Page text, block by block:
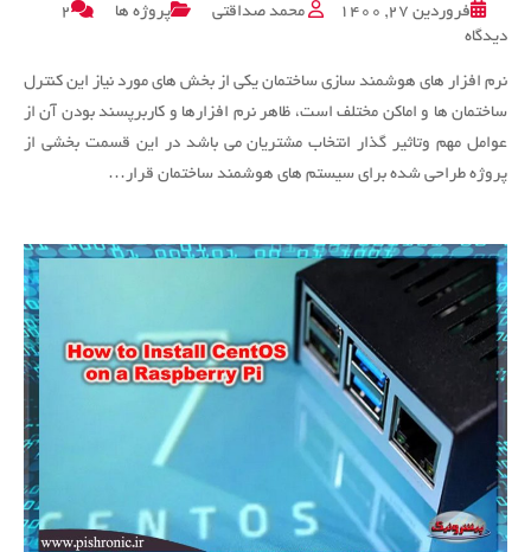
فروردین ۲۷, ۱۴۰۰ محمد صداقتی پروژه ها
۲
دیدگاهبرای
افزار
هوشمند
نرم افزار های هوشمند سازی ساختمان یکی از بخش های مورد نیاز این کنترل
ساختمان ها و اماکن مختلف است، ظاهر نرم افزارها و کاربرپسند بودن آن از
عوامل مهم وتاثیر گذار انتخاب مشتریان می باشد در این قسمت بخشی از
پروژه طراحی شده برای سیستم های هوشمند ساختمان قرار…